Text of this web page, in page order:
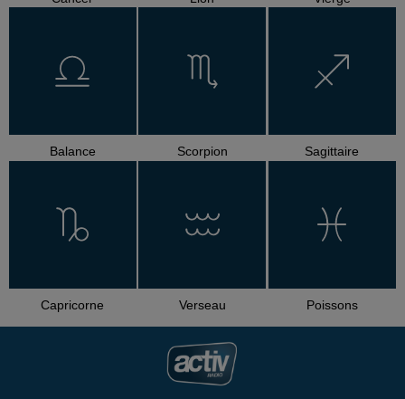
Balance Scorpion Sagittaire
Capricorne Verseau Poissons